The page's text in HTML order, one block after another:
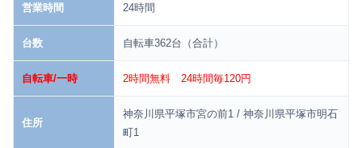
営業時間 24時間
台数 自転車362台（合計）
自転車/一時 2時間無料 24時間毎120円
住所
神奈川県平塚市宮の前1 / 神奈川県平塚市明石
町1